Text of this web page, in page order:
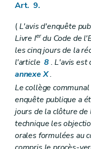
Art. 9.
(L'avis d'enquête
Livre Ierdu Code de
les cinq jours de la
l'article8. L'avis est
annexe X.
Le collège
enquête publique a
jours de la clôture
technique les
orales formulées au